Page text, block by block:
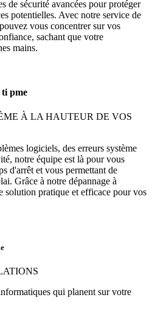
de sécurité avancées pour protéger
potentielles. Avec notre service de
vous concentrer sur vos
sachant que votre
mains.
pme
À LA HAUTEUR DE VOS
logiciels, des erreurs système
notre équipe est là pour vous
d'arrêt et vous permettant de
Grâce à notre dépannage à
solution pratique et efficace pour vos
qui planent sur votre